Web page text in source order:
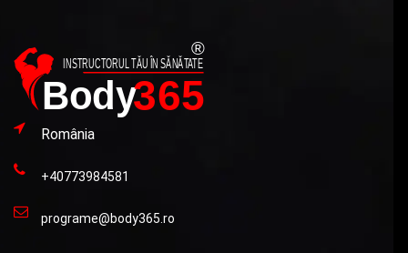
România
+40773984581
programe@body365.ro